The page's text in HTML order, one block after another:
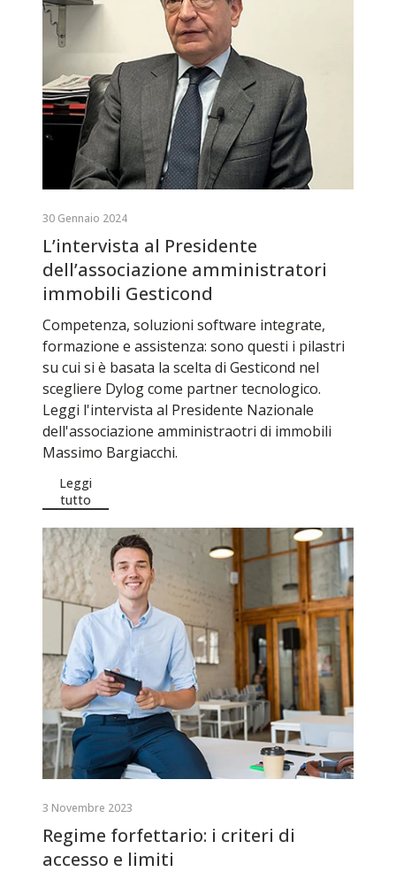
30 Gennaio 2024
L’intervista al Presidente
dell’associazione amministratori
immobili Gesticond
Competenza, soluzioni software integrate,
formazione e assistenza: sono questi i pilastri
su cui si è basata la scelta di Gesticond nel
scegliere Dylog come partner tecnologico.
Leggi l'intervista al Presidente Nazionale
dell'associazione amministraotri di immobili
Massimo Bargiacchi.
Leggi
tutto
3 Novembre 2023
Regime forfettario: i criteri di
accesso e limiti